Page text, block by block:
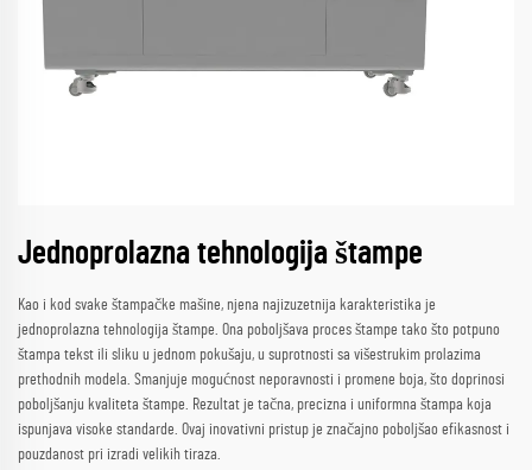
Jednoprolazna tehnologija štampe
Kao i kod svake štampačke mašine, njena najizuzetnija karakteristika je
jednoprolazna tehnologija štampe. Ona poboljšava proces štampe tako što potpuno
štampa tekst ili sliku u jednom pokušaju, u suprotnosti sa višestrukim prolazima
prethodnih modela. Smanjuje mogućnost neporavnosti i promene boja, što doprinosi
poboljšanju kvaliteta štampe. Rezultat je tačna, precizna i uniformna štampa koja
ispunjava visoke standarde. Ovaj inovativni pristup je značajno poboljšao efikasnost i
pouzdanost pri izradi velikih tiraza.